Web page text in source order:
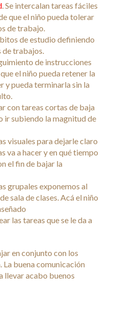
. Se intercalan tareas fáciles
que el niño pueda tolerar
de trabajo.
de estudio definiendo
de trabajos.
de instrucciones
el niño pueda retener la
y pueda terminarla sin la
con tareas cortas de baja
ir subiendo la magnitud de
visuales para dejarle claro
va a hacer y en qué tiempo
el fin de bajar la
grupales exponemos al
sala de clases. Acá el niño
las tareas que se le da a
en conjunto con los
buena comunicación
llevar acabo buenos